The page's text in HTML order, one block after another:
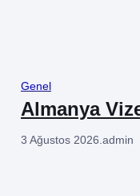
Genel
Almanya
3 Ağustos 2026.admin